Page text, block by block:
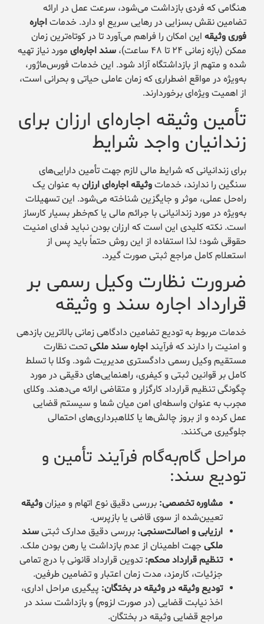
هنگامی که فردی بازداشت می‌شود، سرعت عمل در ارائه
تضامین نقش بسزایی در رهایی سریع او دارد. خدماتاجاره
فوری وثیقه این امکان را فراهم می‌آورد تا در کوتاه‌ترین زمان
ممکن (بازه زمانی ۲۴ تا ۴۸ ساعت)،
سند اجاره‌ای مورد نیاز تهیه
شده و متهم از بازداشتگاه آزاد شود. این خدمات فورس‌ماژور،
به‌ویژه در مواقع اضطراری که زمان عاملی حیاتی و بحرانی است،
از اهمیت ویژه‌ای برخوردارند.
تأمین وثیقه اجاره‌ای ارزان برای
زندانیان واجد شرایط
برای زندانیانی که شرایط مالی لازم جهت تأمین دارایی‌های
سنگین را ندارند، خدماتوثیقه اجاره‌ای ارزانبه عنوان یک
راه‌حل عملی، موثر و جایگزین شناخته می‌شود. این تسهیلات
به‌ویژه در مورد زندانیانی با جرائم مالی یا کم‌خطر بسیار کارساز
است. نکته کلیدی این است که ارزان بودن نباید فدای امنیت
حقوقی شود؛ لذا استفاده از این روش حتماً باید پس از
استعلام کامل مراجع ثبتی صورت گیرد.
ضرورت نظارت وکیل رسمی بر
قرارداد اجاره سند و وثیقه
خدمات مربوط به تودیع تضامین دادگاهی زمانی بالاترین بازدهی
و امنیت را دارند که فرآینداجاره سند ملکیتحت نظارت
مستقیم وکیل رسمی دادگستری مدیریت شود. وکلا با تسلط
کامل بر قوانین ثبتی و کیفری، راهنمایی‌های دقیقی در مورد
چگونگی تنظیم قرارداد کارگزار و متقاضی ارائه می‌دهند. وکلای
مجرب به عنوان واسطه‌ای امن میان شما و سیستم قضایی
عمل کرده و از بروز چالش‌ها یا کلاهبرداری‌های احتمالی
جلوگیری می‌کنند.
مراحل گام‌به‌گام فرآیند تأمین و
تودیع سند:
مشاوره تخصصی: بررسی دقیق نوع اتهام و میزانوثیقه
تعیین‌شده از سوی قاضی یا بازپرس.
ارزیابی و اصالت‌سنجی: بررسی دقیق مدارک ثبتیسند
ملکی جهت اطمینان از عدم بازداشت یا رهن بودن ملک.
تنظیم قرارداد محکم: تدوین قرارداد قانونی با درج تمامی
جزئیات، کارمزد، مدت زمان اعتبار و تضامین طرفین.
تودیع وثیقه در وثیقه در بختگان: پیگیری مراحل اداری،
اخذ نیابت قضایی (در صورت لزوم) و بازداشت سند در
مراجع قضایی وثیقه در بختگان.